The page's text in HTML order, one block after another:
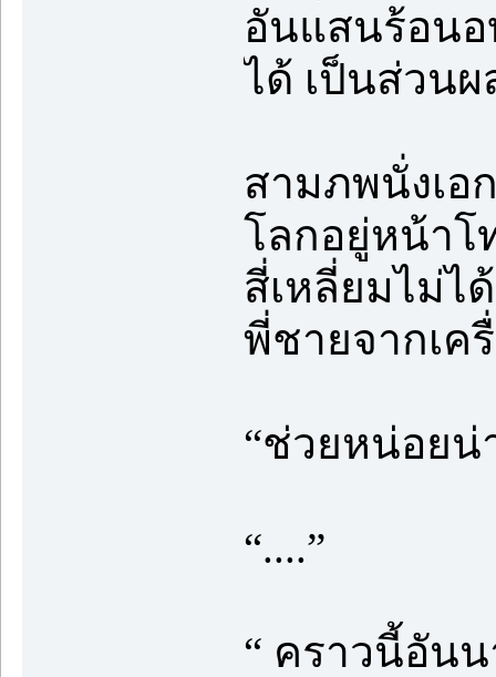
อันแสนร้อนอ
ได้ เป็นส่วน
สามภพนั่งเอ
โลกอยู่หน้าโ
สี่เหลี่ยมไม่ไ
พี่ชายจากเค
“ช่วยหน่อยน่
“....”
“ คราวนี้อันน